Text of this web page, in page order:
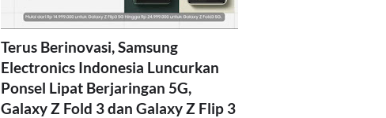
Terus Berinovasi, Samsung
Electronics Indonesia Luncurkan
Ponsel Lipat Berjaringan 5G,
Galaxy Z Fold 3 dan Galaxy Z Flip 3